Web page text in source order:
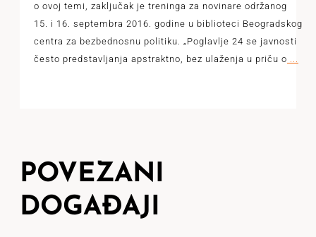
o ovoj temi, zaključak je treninga za novinare održanog
15. i 16. septembra 2016. godine u biblioteci Beogradskog
centra za bezbednosnu politiku. „Poglavlje 24 se javnosti
često predstavljanja apstraktno, bez ulaženja u priču o ...
POVEZANI
DOGAĐAJI